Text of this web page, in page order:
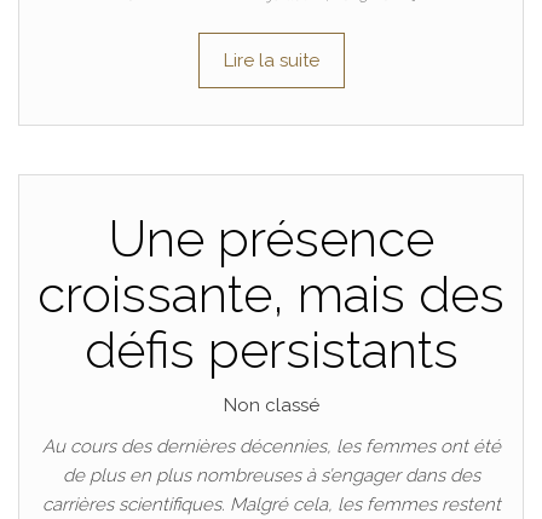
Lire la suite
Une présence
croissante, mais des
défis persistants
Non classé
Au cours des dernières décennies, les femmes ont été
de plus en plus nombreuses à s’engager dans des
carrières scientifiques. Malgré cela, les femmes restent